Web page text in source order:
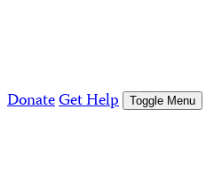
DonateGet Help Toggle Menu